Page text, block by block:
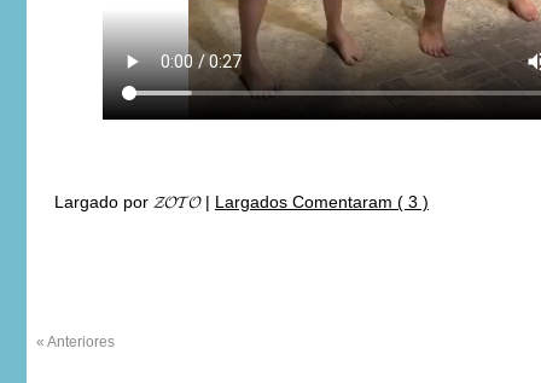
Largado por 𝓩𝓞𝓣𝓞| Largados Comentaram ( 3 )
« Anteriores